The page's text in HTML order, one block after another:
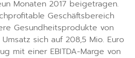
Monaten 2017 beigetragen.
Geschäftsbereich
Gesundheitsprodukte von
sich auf 208,5 Mio. Euro
mit einer EBITDA-Marge von